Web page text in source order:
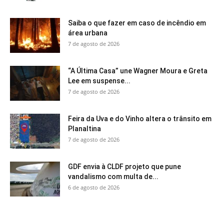
Saiba o que fazer em caso de incêndio em
área urbana
7 de agosto de 2026
“A Última Casa” une Wagner Moura e Greta
Lee em suspense...
7 de agosto de 2026
Feira da Uva e do Vinho altera o trânsito em
Planaltina
7 de agosto de 2026
GDF envia à CLDF projeto que pune
vandalismo com multa de...
6 de agosto de 2026